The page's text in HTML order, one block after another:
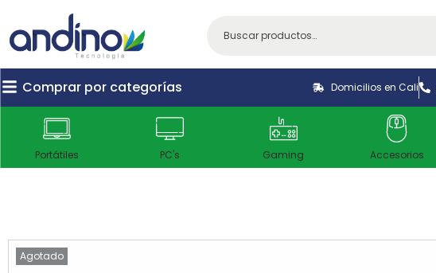
Comprar por categorías Domicilios en Cali
Portátiles PC's Gaming Accesorios
Agotado